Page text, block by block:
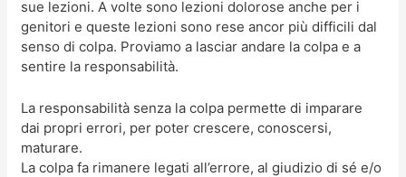
sue lezioni. A volte sono lezioni dolorose anche per i
genitori e queste lezioni sono rese ancor più difficili dal
senso di colpa. Proviamo a lasciar andare la colpa e a
sentire la responsabilità.
La responsabilità senza la colpa permette di imparare
dai propri errori, per poter crescere, conoscersi,
maturare.
La colpa fa rimanere legati all’errore, al giudizio di sé e/o